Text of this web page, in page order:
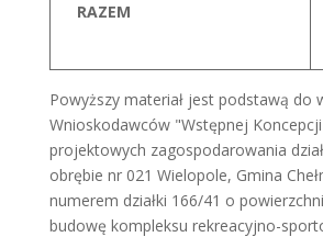
RAZEM
Powyższy materiał jest podstawą do
Wnioskodawców "Wstępnej
projektowych zagospodarowania
obrębie nr 021 Wielopole, Gmina
numerem działki 166/41 o
budowę kompleksu rekreacyjno-